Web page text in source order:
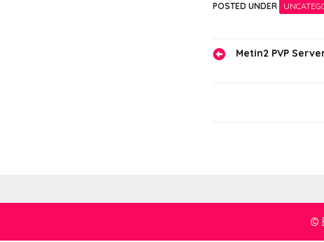
POSTED UNDER
YazıMetin2 PVP
©